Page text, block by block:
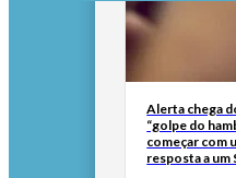
Alerta chega
“golpe do
começar com
resposta a um